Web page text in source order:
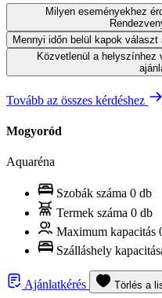
Milyen eseményekhez
Mennyi időn belül kapok választ
Közvetlenül a helyszínhez
Tovább az összes kérdéshez
Mogyoród
Aquaréna
Szobák száma 0 db
Termek száma 0 db
Maximum kapacitás
Szálláshely
Ajánlatkérés Törlés a